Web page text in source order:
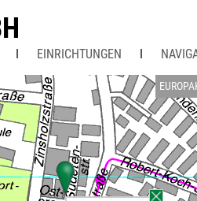
EINRICHTUNGEN